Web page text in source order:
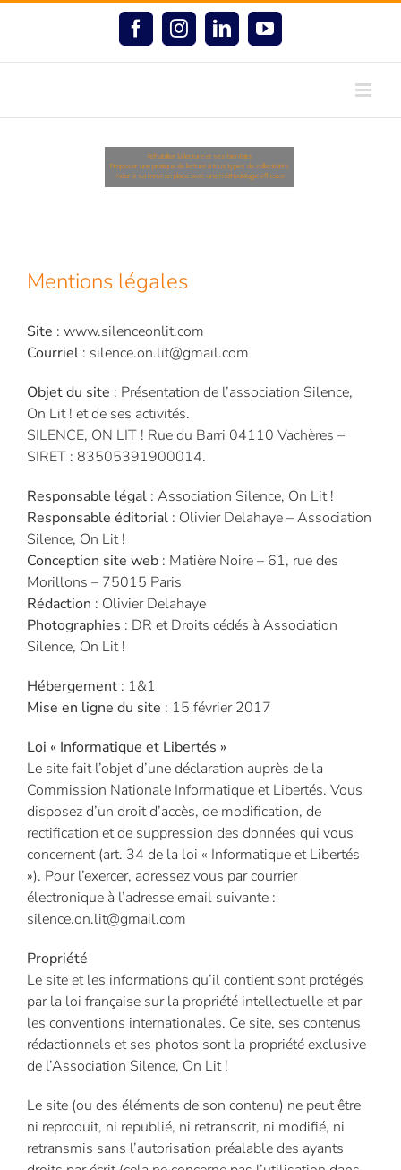
FacebookInstagramLinkedInYouTube
Réhabiliter la lecture et ses bienfaits
Proposer une pratique de lecture à tous types de collectivités
Aider à sa mise en place avec une méthodologie efficace
Mentions légales
Site : www.silenceonlit.com
Courriel : silence.on.lit@gmail.com
Objet du site : Présentation de l’association Silence,
On Lit ! et de ses activités.
SILENCE, ON LIT ! Rue du Barri 04110 Vachères –
SIRET : 83505391900014.
Responsable légal : Association Silence, On Lit !
Responsable éditorial : Olivier Delahaye – Association
Silence, On Lit !
Conception site web : Matière Noire – 61, rue des
Morillons – 75015 Paris
Rédaction : Olivier Delahaye
Photographies : DR et Droits cédés à Association
Silence, On Lit !
Hébergement : 1&1
Mise en ligne du site : 15 février 2017
Loi « Informatique et Libertés »
Le site fait l’objet d’une déclaration auprès de la
Commission Nationale Informatique et Libertés. Vous
disposez d’un droit d’accès, de modification, de
rectification et de suppression des données qui vous
concernent (art. 34 de la loi « Informatique et Libertés
»). Pour l’exercer, adressez vous par courrier
électronique à l’adresse email suivante :
silence.on.lit@gmail.com
Propriété
Le site et les informations qu’il contient sont protégés
par la loi française sur la propriété intellectuelle et par
les conventions internationales. Ce site, ses contenus
rédactionnels et ses photos sont la propriété exclusive
de l’Association Silence, On Lit !
Le site (ou des éléments de son contenu) ne peut être
ni reproduit, ni republié, ni retranscrit, ni modifié, ni
retransmis sans l’autorisation préalable des ayants